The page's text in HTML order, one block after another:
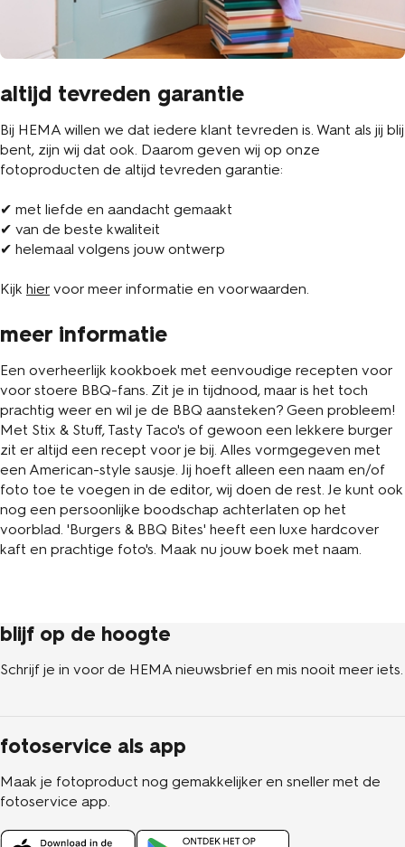
altijd tevreden garantie
Bij HEMA willen we dat iedere klant tevreden is. Want als jij blij
bent, zijn wij dat ook. Daarom geven wij op onze
fotoproducten de altijd tevreden garantie:
✔ met liefde en aandacht gemaakt
✔ van de beste kwaliteit
✔ helemaal volgens jouw ontwerp
Kijk hier voor meer informatie en voorwaarden.
meer informatie
Een overheerlijk kookboek met eenvoudige recepten voor
voor stoere BBQ-fans. Zit je in tijdnood, maar is het toch
prachtig weer en wil je de BBQ aansteken? Geen probleem!
Met Stix & Stuff, Tasty Taco's of gewoon een lekkere burger
zit er altijd een recept voor je bij. Alles vormgegeven met
een American-style sausje. Jij hoeft alleen een naam en/of
foto toe te voegen in de editor, wij doen de rest. Je kunt ook
nog een persoonlijke boodschap achterlaten op het
voorblad. 'Burgers & BBQ Bites' heeft een luxe hardcover
kaft en prachtige foto's. Maak nu jouw boek met naam.
blijf op de hoogte
Schrijf je in voor de HEMA nieuwsbrief en mis nooit meer iets.
fotoservice als app
Maak je fotoproduct nog gemakkelijker en sneller met de
fotoservice app.